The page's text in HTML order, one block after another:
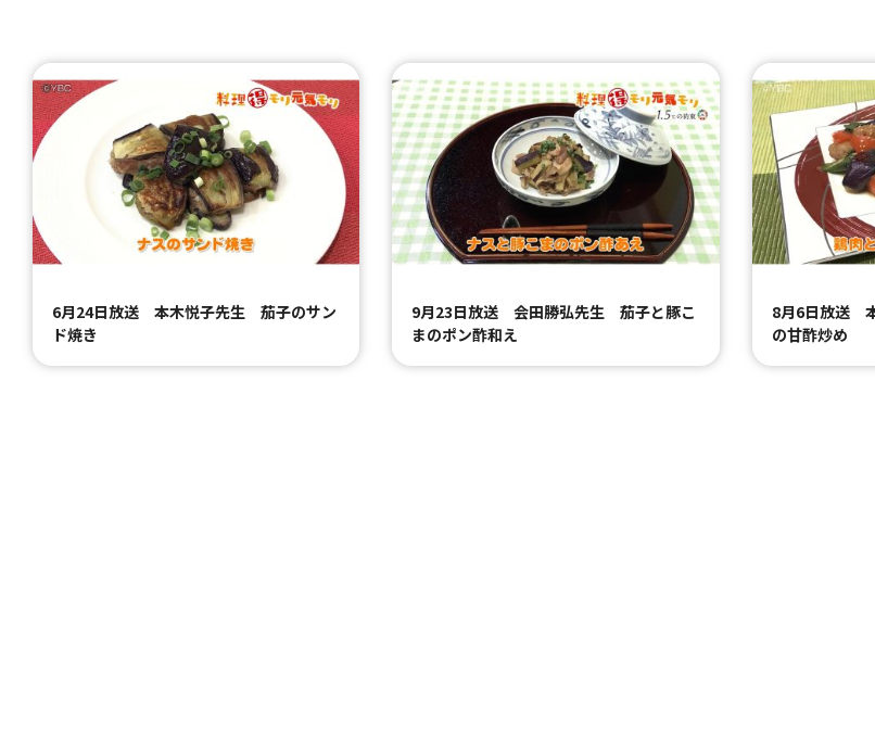
6月24日放送 本木悦子先生 茄子のサン
ド焼き
9月23日放送 会田勝弘先生 茄子と豚こ
まのポン酢和え
8月6日放送
の甘酢炒め